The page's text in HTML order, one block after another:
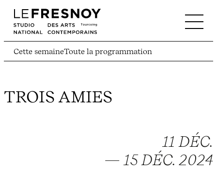
Cette semaineToute la programmation
TROIS AMIES
11 DÉC.
— 15 DÉC. 2024